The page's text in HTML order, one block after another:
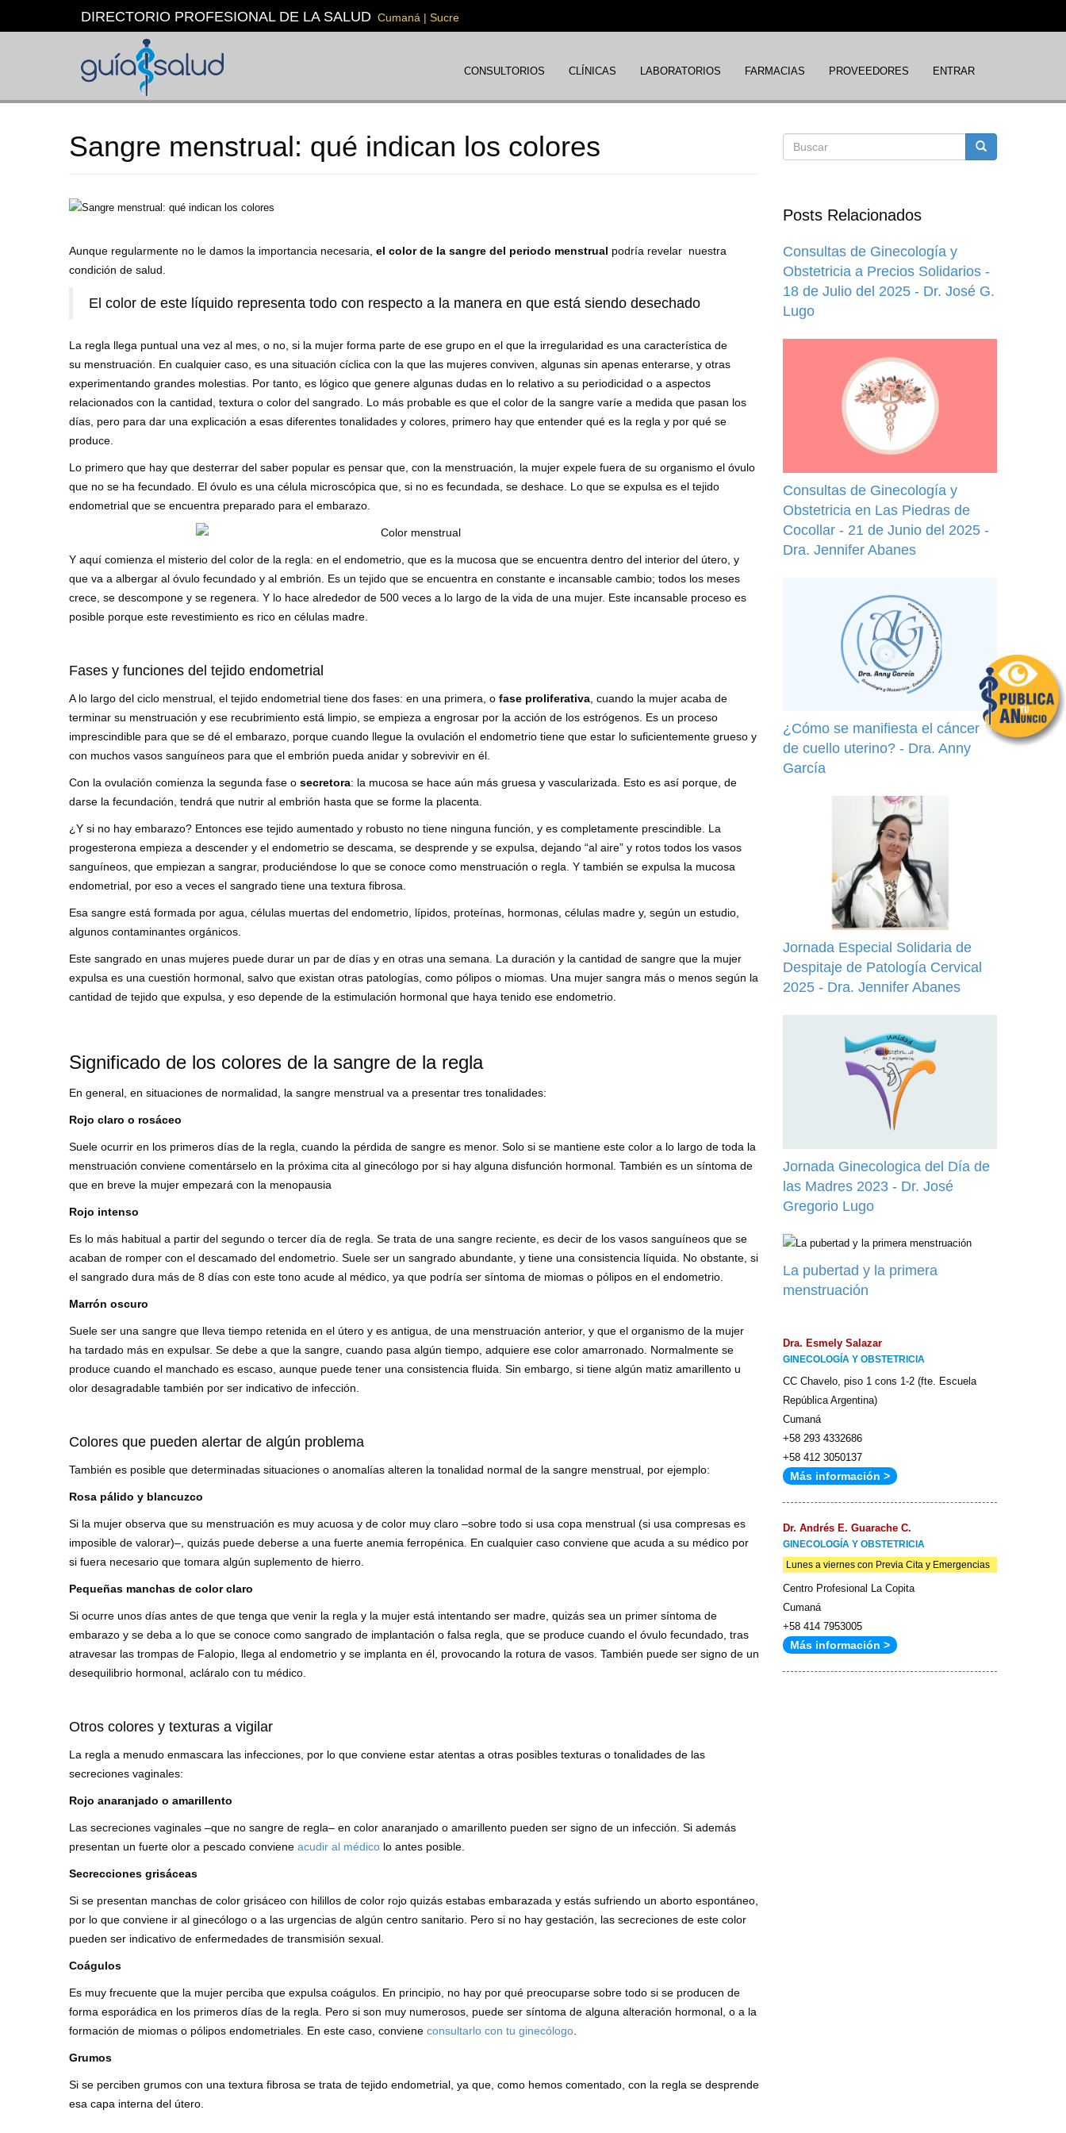
DIRECTORIO PROFESIONAL DE LA SALUD Cumaná | Sucre
CONSULTORIOS CLÍNICAS LABORATORIOS FARMACIAS PROVEEDORES ENTRAR
Sangre menstrual: qué indican los colores
Aunque regularmente no le damos la importancia necesaria, el color de la sangre del periodo menstrual podría revelar nuestra
condición de salud.
El color de este líquido representa todo con respecto a la manera en que está siendo desechado
La regla llega puntual una vez al mes, o no, si la mujer forma parte de ese grupo en el que la irregularidad es una característica de
su menstruación. En cualquier caso, es una situación cíclica con la que las mujeres conviven, algunas sin apenas enterarse, y otras
experimentando grandes molestias. Por tanto, es lógico que genere algunas dudas en lo relativo a su periodicidad o a aspectos
relacionados con la cantidad, textura o color del sangrado. Lo más probable es que el color de la sangre varíe a medida que pasan los
días, pero para dar una explicación a esas diferentes tonalidades y colores, primero hay que entender qué es la regla y por qué se
produce.
Lo primero que hay que desterrar del saber popular es pensar que, con la menstruación, la mujer expele fuera de su organismo el óvulo
que no se ha fecundado. El óvulo es una célula microscópica que, si no es fecundada, se deshace. Lo que se expulsa es el tejido
endometrial que se encuentra preparado para el embarazo.
Y aquí comienza el misterio del color de la regla: en el endometrio, que es la mucosa que se encuentra dentro del interior del útero, y
que va a albergar al óvulo fecundado y al embrión. Es un tejido que se encuentra en constante e incansable cambio; todos los meses
crece, se descompone y se regenera. Y lo hace alrededor de 500 veces a lo largo de la vida de una mujer. Este incansable proceso es
posible porque este revestimiento es rico en células madre.
Fases y funciones del tejido endometrial
A lo largo del ciclo menstrual, el tejido endometrial tiene dos fases: en una primera, o fase proliferativa , cuando la mujer acaba de
terminar su menstruación y ese recubrimiento está limpio, se empieza a engrosar por la acción de los estrógenos. Es un proceso
imprescindible para que se dé el embarazo, porque cuando llegue la ovulación el endometrio tiene que estar lo suficientemente grueso y
con muchos vasos sanguíneos para que el embrión pueda anidar y sobrevivir en él.
Con la ovulación comienza la segunda fase o secretora: la mucosa se hace aún más gruesa y vascularizada. Esto es así porque, de
darse la fecundación, tendrá que nutrir al embrión hasta que se forme la placenta.
¿Y si no hay embarazo? Entonces ese tejido aumentado y robusto no tiene ninguna función, y es completamente prescindible. La
progesterona empieza a descender y el endometrio se descama, se desprende y se expulsa, dejando “al aire” y rotos todos los vasos
sanguíneos, que empiezan a sangrar, produciéndose lo que se conoce como menstruación o regla. Y también se expulsa la mucosa
endometrial, por eso a veces el sangrado tiene una textura fibrosa.
Esa sangre está formada por agua, células muertas del endometrio, lípidos, proteínas, hormonas, células madre y, según un estudio,
algunos contaminantes orgánicos.
Este sangrado en unas mujeres puede durar un par de días y en otras una semana. La duración y la cantidad de sangre que la mujer
expulsa es una cuestión hormonal, salvo que existan otras patologías, como pólipos o miomas. Una mujer sangra más o menos según la
cantidad de tejido que expulsa, y eso depende de la estimulación hormonal que haya tenido ese endometrio.
Significado de los colores de la sangre de la regla
En general, en situaciones de normalidad, la sangre menstrual va a presentar tres tonalidades:
Rojo claro o rosáceo
Suele ocurrir en los primeros días de la regla, cuando la pérdida de sangre es menor. Solo si se mantiene este color a lo largo de toda la
menstruación conviene comentárselo en la próxima cita al ginecólogo por si hay alguna disfunción hormonal. También es un síntoma de
que en breve la mujer empezará con la menopausia
Rojo intenso
Es lo más habitual a partir del segundo o tercer día de regla. Se trata de una sangre reciente, es decir de los vasos sanguíneos que se
acaban de romper con el descamado del endometrio. Suele ser un sangrado abundante, y tiene una consistencia líquida. No obstante, si
el sangrado dura más de 8 días con este tono acude al médico, ya que podría ser síntoma de miomas o pólipos en el endometrio.
Marrón oscuro
Suele ser una sangre que lleva tiempo retenida en el útero y es antigua, de una menstruación anterior, y que el organismo de la mujer
ha tardado más en expulsar. Se debe a que la sangre, cuando pasa algún tiempo, adquiere ese color amarronado. Normalmente se
produce cuando el manchado es escaso, aunque puede tener una consistencia fluida. Sin embargo, si tiene algún matiz amarillento u
olor desagradable también por ser indicativo de infección.
Colores que pueden alertar de algún problema
También es posible que determinadas situaciones o anomalías alteren la tonalidad normal de la sangre menstrual, por ejemplo:
Rosa pálido y blancuzco
Si la mujer observa que su menstruación es muy acuosa y de color muy claro –sobre todo si usa copa menstrual (si usa compresas es
imposible de valorar)–, quizás puede deberse a una fuerte anemia ferropénica. En cualquier caso conviene que acuda a su médico por
si fuera necesario que tomara algún suplemento de hierro.
Pequeñas manchas de color claro
Si ocurre unos días antes de que tenga que venir la regla y la mujer está intentando ser madre, quizás sea un primer síntoma de
embarazo y se deba a lo que se conoce como sangrado de implantación o falsa regla, que se produce cuando el óvulo fecundado, tras
atravesar las trompas de Falopio, llega al endometrio y se implanta en él, provocando la rotura de vasos. También puede ser signo de un
desequilibrio hormonal, acláralo con tu médico.
Otros colores y texturas a vigilar
La regla a menudo enmascara las infecciones, por lo que conviene estar atentas a otras posibles texturas o tonalidades de las
secreciones vaginales:
Rojo anaranjado o amarillento
Las secreciones vaginales –que no sangre de regla– en color anaranjado o amarillento pueden ser signo de un infección. Si además
presentan un fuerte olor a pescado conviene acudir al médico lo antes posible.
Secrecciones grisáceas
Si se presentan manchas de color grisáceo con hilillos de color rojo quizás estabas embarazada y estás sufriendo un aborto espontáneo,
por lo que conviene ir al ginecólogo o a las urgencias de algún centro sanitario. Pero si no hay gestación, las secreciones de este color
pueden ser indicativo de enfermedades de transmisión sexual.
Coágulos
Es muy frecuente que la mujer perciba que expulsa coágulos. En principio, no hay por qué preocuparse sobre todo si se producen de
forma esporádica en los primeros días de la regla. Pero si son muy numerosos, puede ser síntoma de alguna alteración hormonal, o a la
formación de miomas o pólipos endometriales. En este caso, conviene consultarlo con tu ginecólogo
Grumos
Si se perciben grumos con una textura fibrosa se trata de tejido endometrial, ya que, como hemos comentado, con la regla se desprende
esa capa interna del útero.
Formulario
Posts Relacionados
Consultas de Ginecología y
Obstetricia a Precios Solidarios -
18 de Julio del 2025 - Dr. José G.
Lugo
Consultas de Ginecología y
Obstetricia en Las Piedras de
Cocollar - 21 de Junio del 2025 -
Dra. Jennifer Abanes
¿Cómo se manifiesta el cáncer
de cuello uterino? - Dra. Anny
García
Jornada Especial Solidaria de
Despitaje de Patología Cervical
2025 - Dra. Jennifer Abanes
Jornada Ginecologica del Día de
las Madres 2023 - Dr. José
Gregorio Lugo
La pubertad y la primera
menstruación
Dra. Esmely Salazar
GINECOLOGÍA Y OBSTETRICIA
CC Chavelo, piso 1 cons 1-2 (fte. Escuela
República Argentina)
Cumaná
+58 293 4332686
+58 412 3050137
Más información >
Dr. Andrés E. Guarache C.
GINECOLOGÍA Y OBSTETRICIA
Lunes a viernes con Previa Cita y Emergencias
Centro Profesional La Copita
Cumaná
+58 414 7953005
Más información >